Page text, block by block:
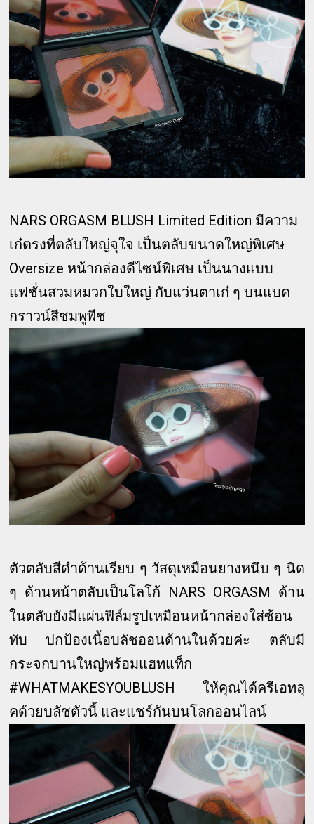
NARS ORGASM BLUSH Limited Edition มีความ
เก๋ตรงที่ตลับใหญ่จุใจ เป็นตลับขนาดใหญ่พิเศษ
Oversize หน้ากล่องดีไซน์พิเศษ เป็นนางแบบ
แฟชั่นสวมหมวกใบใหญ่ กับแว่นตาเก๋ ๆ บนแบค
กราวน์สีชมพูพีช
ตัวตลับสีดำด้านเรียบ ๆ วัสดุเหมือนยางหนึบ ๆ นิด
ๆ ด้านหน้าตลับเป็นโลโก้ NARS ORGASM ด้าน
ในตลับยังมีแผ่นฟิล์มรูปเหมือนหน้ากล่องใส่ซ้อน
ทับ ปกป้องเนื้อบลัชออนด้านในด้วยค่ะ ตลับมี
กระจกบานใหญ่พร้อมแฮทแท็ก
#WHATMAKESYOUBLUSH ให้คุณได้ครีเอทลุ
คด้วยบลัชตัวนี้ และแชร์กันบนโลกออนไลน์